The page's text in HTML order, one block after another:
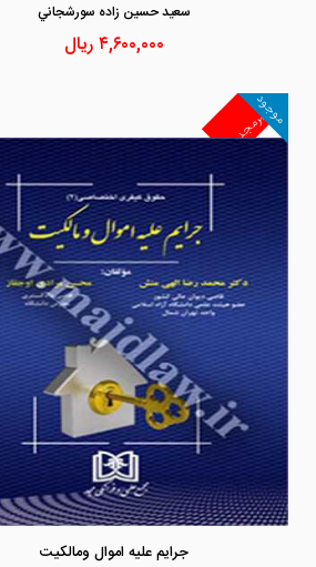
سعيد حسين زاده سورشجاني
۴,۶۰۰,۰۰۰ریال
غیرمجد
موجود
جرایم علیه اموال ومالکیت